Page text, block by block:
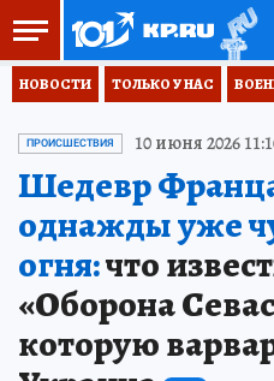
НОВОСТИ ТОЛЬКО У НАС
ПРОИСШЕСТВИЯ 10 июня 2026
Шедевр
однажды уже
огня:что
«Оборона
которую